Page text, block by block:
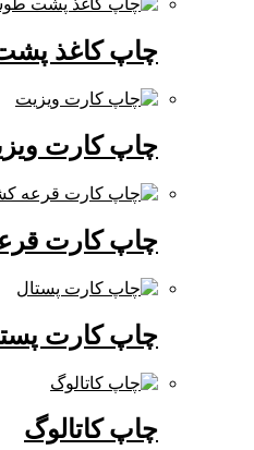
چاپ کاغذ پشت طوسی
چاپ کارت ویزیت
چاپ کارت قرعه کشی
چاپ کارت پستال
چاپ کاتالوگ